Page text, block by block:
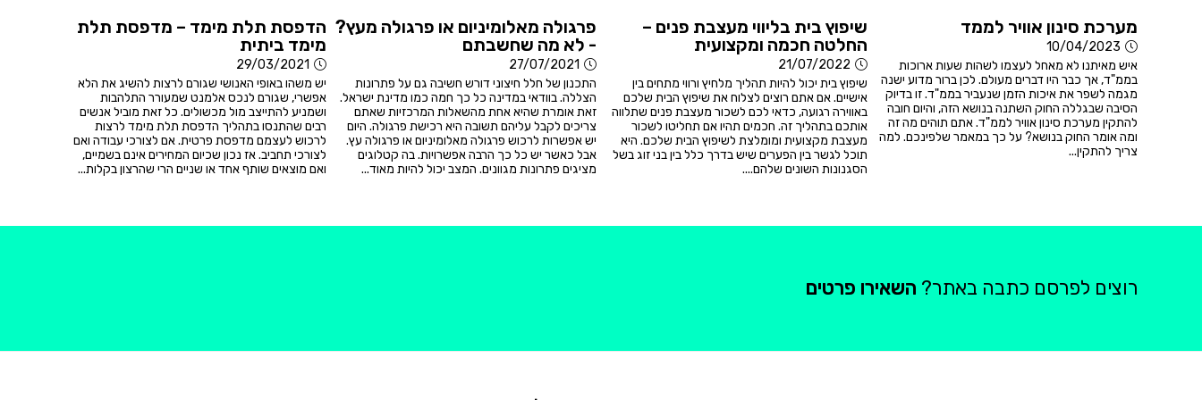
מערכת סינון אוויר לממד
10/04/2023
איש מאיתנו לא מאחל לעצמו לשהות שעות ארוכות
בממ"ד, אך כבר היו דברים מעולם. לכן ברור מדוע ישנה
מגמה לשפר את איכות הזמן שנעביר בממ"ד. זו בדיוק
הסיבה שבגללה החוק השתנה בנושא הזה, והיום חובה
להתקין מערכת סינון אוויר לממ"ד. אתם תוהים מה זה
ומה אומר החוק בנושא? על כך במאמר שלפינכם. למה
צריך להתקין...
שיפוץ בית בליווי מעצבת פנים –
החלטה חכמה ומקצועית
21/07/2022
שיפוץ בית יכול להיות תהליך מלחיץ ורווי מתחים בין
אישיים. אם אתם רוצים לצלוח את שיפוץ הבית שלכם
באווירה רגועה, כדאי לכם לשכור מעצבת פנים שתלווה
אותכם בתהליך זה. חכמים תהיו אם תחליטו לשכור
מעצבת מקצועית ומומלצת לשיפוץ הבית שלכם. היא
תוכל לגשר בין הפערים שיש בדרך כלל בין בני זוג בשל
הסגנונות השונים שלהם....
פרגולה מאלומיניום או פרגולה מעץ?
- לא מה שחשבתם
27/07/2021
התכנון של חלל חיצוני דורש חשיבה גם על פתרונות
הצללה. בוודאי במדינה כל כך חמה כמו מדינת ישראל.
זאת אומרת שהיא אחת מהשאלות המרכזיות שאתם
צריכים לקבל עליהם תשובה היא רכישת פרגולה. היום
יש אפשרות לרכוש פרגולה מאלומיניום או פרגולה עץ.
אבל כאשר יש כל כך הרבה אפשרויות. בה קטלוגים
מציגים פתרונות מגוונים. המצב יכול להיות מאוד...
הדפסת תלת מימד – מדפסת תלת
מימד ביתית
29/03/2021
יש משהו באופי האנושי שגורם לרצות להשיג את הלא
אפשרי, שגורם לנכס אלמנט שמעורר התלהבות
ושמניע להתייצב מול מכשולים. כל זאת מוביל אנשים
רבים שהתנסו בתהליך הדפסת תלת מימד לרצות
לרכוש לעצמם מדפסת פרטית. אם לצורכי עבודה ואם
לצורכי תחביב. אז נכון שכיום המחירים אינם בשמיים,
ואם מוצאים שותף אחד או שניים הרי שהרצון בקלות...
רוצים לפרסם כתבה באתר? השאירו פרטים